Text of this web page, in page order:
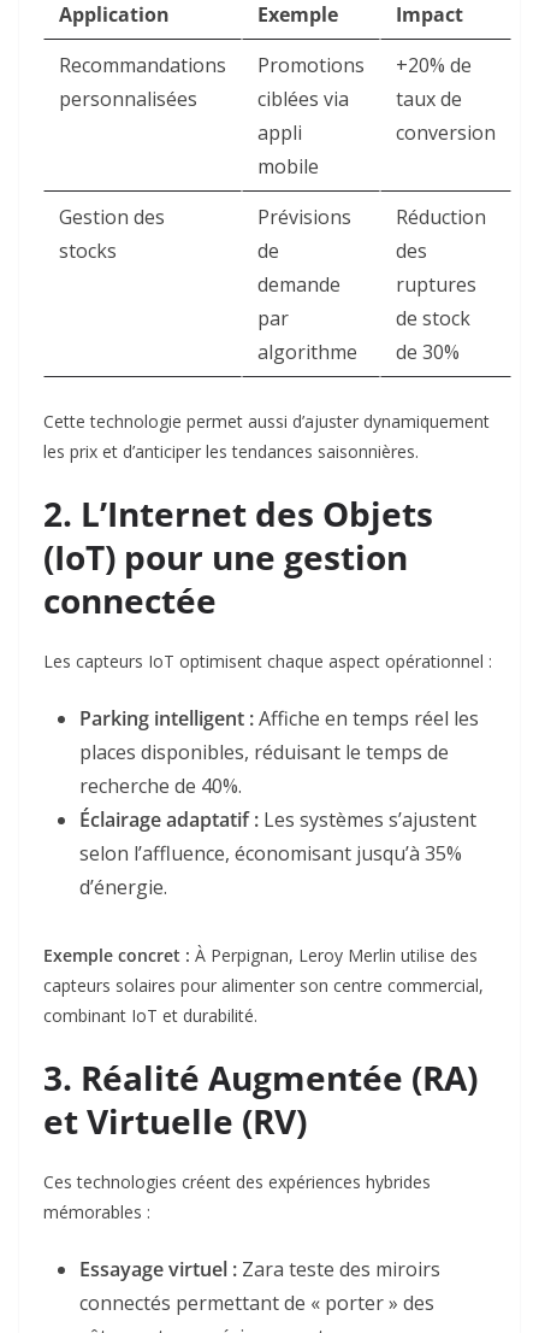
Application Exemple
Impact
Recommandations
personnalisées
Promotions
ciblées via
appli
mobile
+20% de
taux de
conversion
Gestion des
stocks
Prévisions
de
demande
par
algorithme
Réduction
des
ruptures
de stock
de 30%
Cette technologie permet aussi d’ajuster dynamiquement
les prix et d’anticiper les tendances saisonnières.
2. L’Internet des Objets
(IoT) pour une gestion
connectée
Les capteurs IoT optimisent chaque aspect opérationnel :
Parking intelligent :Affiche en temps réel les
places disponibles, réduisant le temps de
recherche de 40%.
Éclairage adaptatif: Les systèmes s’ajustent
selon l’affluence, économisant jusqu’à 35%
d’énergie.
Exemple concret : À Perpignan, Leroy Merlin utilise des
capteurs solaires pour alimenter son centre commercial,
combinant IoT et durabilité.
3. Réalité Augmentée (RA)
et Virtuelle (RV)
Ces technologies créent des expériences hybrides
mémorables :
Essayage virtuel : Zara teste des miroirs
connectés permettant de « porter » des